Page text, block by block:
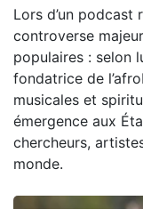
Lors d’un podcast
controverse
populaires : selon
fondatrice de
musicales et
émergence aux
chercheurs,
monde.